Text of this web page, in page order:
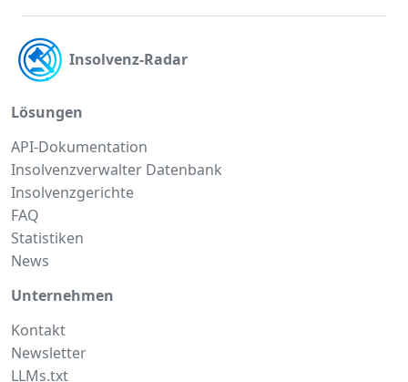
Insolvenz-Radar
Lösungen
API-Dokumentation
Insolvenzverwalter Datenbank
Insolvenzgerichte
FAQ
Statistiken
News
Unternehmen
Kontakt
Newsletter
LLMs.txt